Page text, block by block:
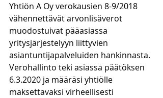
Yhtiön A Oy verokausien 8-9/2018
vähennettävät arvonlisäverot
muodostuivat pääasiassa
yritysjärjestelyyn liittyvien
asiantuntijapalveluiden hankinnasta.
Verohallinto teki asiassa päätöksen
6.3.2020 ja määräsi yhtiölle
maksettavaksi virheellisesti